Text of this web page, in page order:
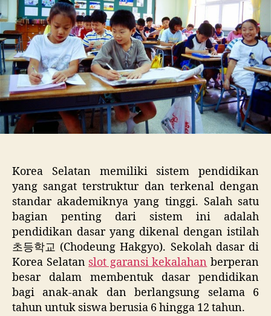
등
학
교
–
dan
Korea Selatan memiliki sistem pendidikan
yang sangat terstruktur dan terkenal dengan
standar akademiknya yang tinggi. Salah satu
bagian penting dari sistem ini adalah
pendidikan dasar yang dikenal dengan istilah
초등학교 (Chodeung Hakgyo). Sekolah dasar di
Korea Selatan slot garansi kekalahan berperan
besar dalam membentuk dasar pendidikan
bagi anak-anak dan berlangsung selama 6
tahun untuk siswa berusia 6 hingga 12 tahun.